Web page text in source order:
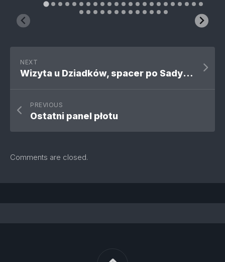
NEXT
Wizyta u Dziadków, spacer po Sadybie
PREVIOUS
Ostatni panel płotu
Comments are closed.